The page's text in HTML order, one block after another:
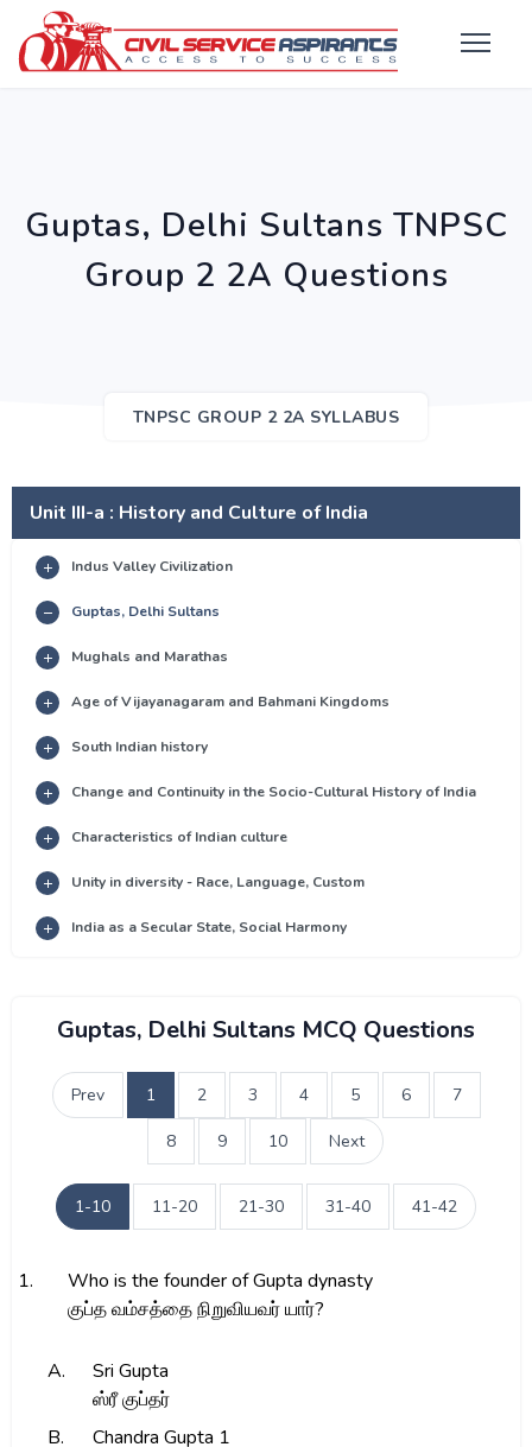
Guptas, Delhi Sultans TNPSC
Group 2 2A Questions
TNPSC GROUP 2 2A SYLLABUS
Unit III-a : History and Culture of India
Indus Valley Civilization
Guptas, Delhi Sultans
Mughals and Marathas
Age of Vijayanagaram and Bahmani Kingdoms
South Indian history
Change and Continuity in the Socio-Cultural History of India
Characteristics of Indian culture
Unity in diversity - Race, Language, Custom
India as a Secular State, Social Harmony
Guptas, Delhi Sultans MCQ Questions
Prev 1 2 3 4 5 6 7
8 9 10 Next
1-10 11-20 21-30 31-40 41-42
1.
Who is the founder of Gupta dynasty
குப்த வம்சத்தை நிறுவியவர் யார்?
A.
Sri Gupta
ஸ்ரீ குப்தர்
B.
Chandra Gupta 1